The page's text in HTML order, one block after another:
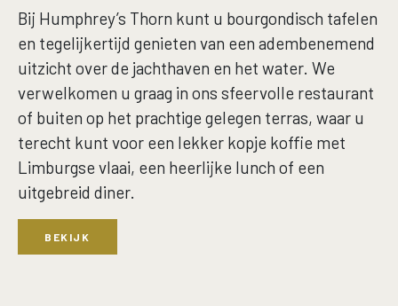
Bij Humphrey’s Thorn kunt u bourgondisch tafelen
en tegelijkertijd genieten van een adembenemend
uitzicht over de jachthaven en het water. We
verwelkomen u graag in ons sfeervolle restaurant
of buiten op het prachtige gelegen terras, waar u
terecht kunt voor een lekker kopje koffie met
Limburgse vlaai, een heerlijke lunch of een
uitgebreid diner.
BEKIJK